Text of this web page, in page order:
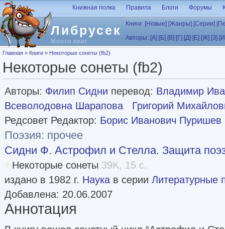
Перейти к основному содержанию
Либрусек
Много книг
Книжная полка Правила Блоги Форумы
Книги: [Новые] [Жанры] [Серии]
Авторы: [А] [Б] [В] [Г] [Д] [Е] [Ж] [З]
Вы здесь
Главная » Книги » Некоторые сонеты (fb2)
Некоторые сонеты (fb2)
Авторы: Филип Сидни перевод: Владимир
Всеволодовна Шарапова
Григорий
Редсовет Редактор: Борис Иванович Пуришев
Поэзия: прочее
Сидни Ф. Астрофил и Стелла. Защита
Некоторые сонеты 39K, 15 с.
издано в 1982 г. Наука в серии Литературные
Добавлена: 20.06.2007
Аннотация